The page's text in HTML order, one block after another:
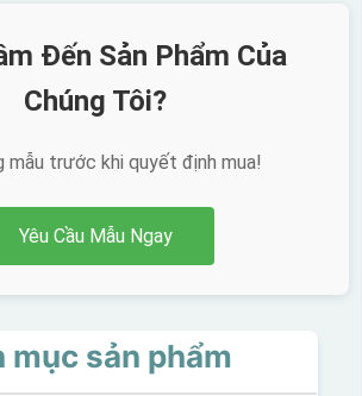
Đến Sản Phẩm Của
Chúng Tôi?
mẫu trước khi quyết định mua!
Yêu Cầu Mẫu Ngay
mục sản phẩm